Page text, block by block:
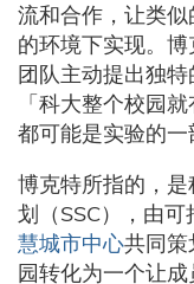
流和合作，让类
的环境下实现。
团队主动提出独特
「科大整个校园
都可能是实验的一
博克特所指的，
划（SSC），由
慧城市中心共同策
园转化为一个让